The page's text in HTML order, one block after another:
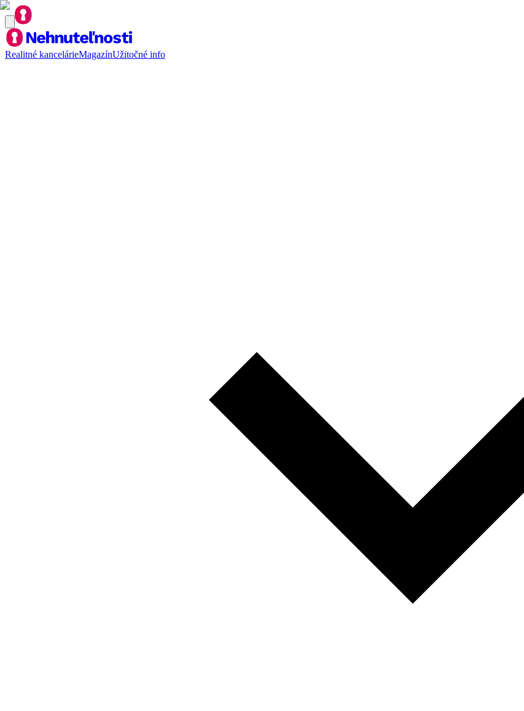
Realitné kancelárieMagazínUžitočné info